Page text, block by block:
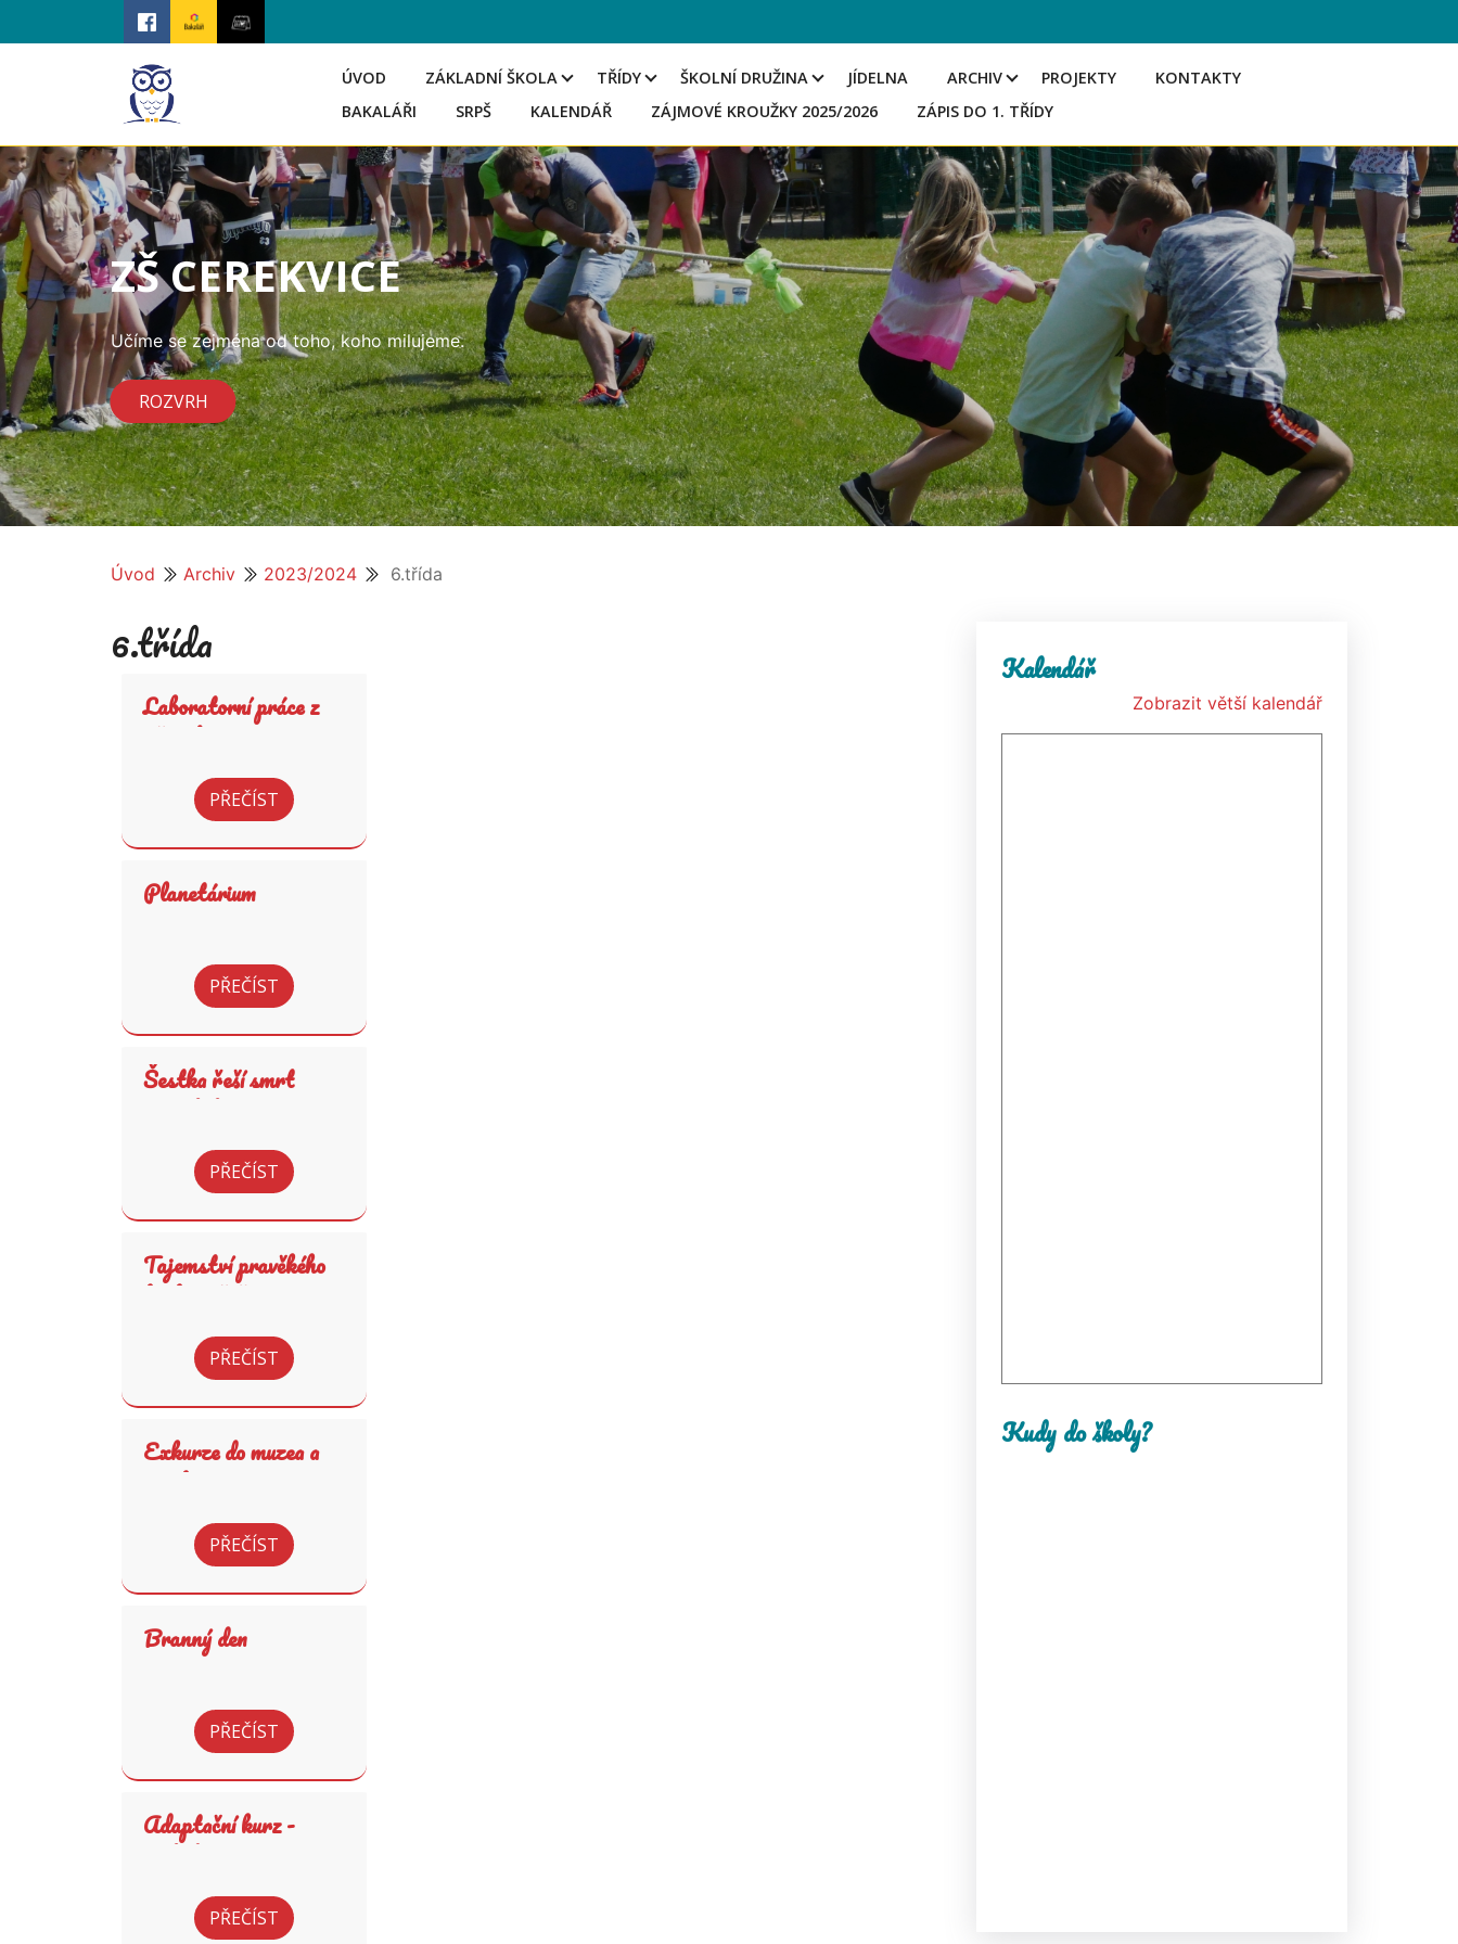
ÚVOD ZÁKLADNÍ ŠKOLA TŘÍDY ŠKOLNÍ DRUŽINA JÍDELNA ARCHIV PROJEKTY
KONTAKTY
BAKALÁŘI
SRPŠ KALENDÁŘ ZÁJMOVÉ KROUŽKY 2025/2026 ZÁPIS DO 1. TŘÍDY
ZŠ CEREKVICE
Učíme se zejména od toho, koho milujeme.
ROZVRH
Úvod Archiv 2023/2024 6.třída
6.třída
Laboratorní práce z
přírodopisu
PŘEČÍST
Planetárium
PŘEČÍST
Šestka řeší smrt
pravěkého muže
PŘEČÍST
Tajemství pravěkého
hrobu vyřešeno
PŘEČÍST
Exkurze do muzea a
zámku
PŘEČÍST
Branný den
PŘEČÍST
Adaptační kurz -
Mladočov
PŘEČÍST
Kalendář
Zobrazit větší kalendář
Kudy do školy?